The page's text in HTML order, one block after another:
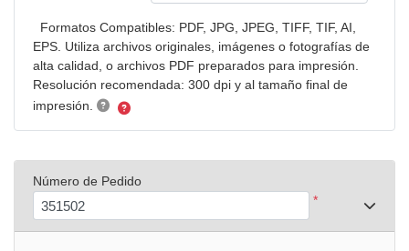
Formatos Compatibles: PDF, JPG, JPEG, TIFF, TIF, AI,
EPS. Utiliza archivos originales, imágenes o fotografías de
alta calidad, o archivos PDF preparados para impresión.
Resolución recomendada: 300 dpi y al tamaño final de
impresión.
Número de Pedido
*